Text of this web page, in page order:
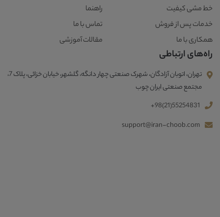
خط مشی کیفیت
خدمات پس از فروش
همکاری با ما
راهنما
تماس با ما
مقالات آموزشی
راه‌های ارتباطی
تهران، اتوبان آزادگان، شهرک صنعتی چهار دانگه، گلشهر، خیابان خزائی، پلاک 7،
مجتمع صنعتی ایران چوب
+98(21)55254831
support@iran-choob.com